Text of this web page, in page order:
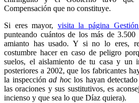
Compensación que no constituye.
Si eres mayor, visita la página
punteando cuántos de los más de 3.500
amianto has usado. Y si no lo eres,
costumbre hacer en caso de peligro
suelos, el aislamiento de tu casa y un
posteriores a 2002, que los fabricantes
la inspecciónad hoc los hayan
las oraciones y sus sustitutivos, es
incienso y que sea lo que Díaz quiera).